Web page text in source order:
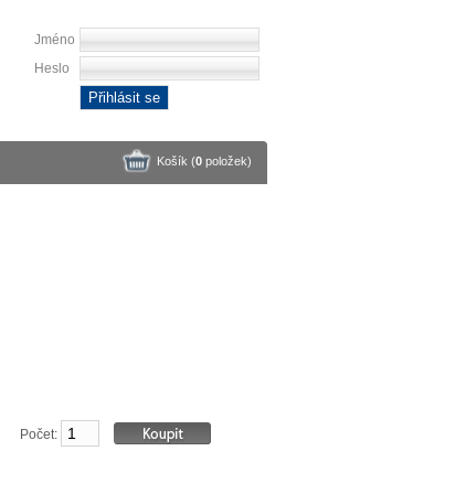
Košík (0 položek)
Jméno
Heslo
Přihlásit se
Počet: